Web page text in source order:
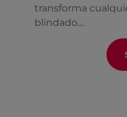
transforma
blindado....